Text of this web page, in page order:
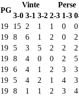
PG
Vinte Perse
3-0 3-1 3-2 2-3 1-3
19 15 2 1 1 0 0
19 8 6 1 2 0 2
19 5 3 5 2 2 2
19 8 4 0 0 2 5
19 6 4 1 2 3 3
19 5 4 2 1 4 3
19 8 1 1 2 3 4